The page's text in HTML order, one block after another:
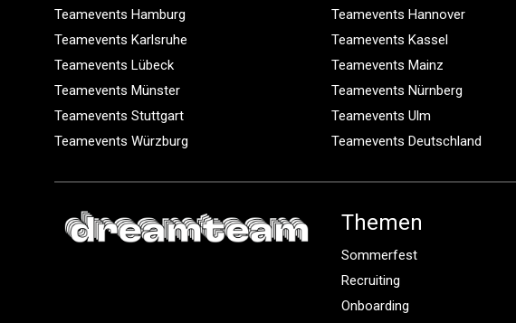
Teamevents Hamburg
Teamevents Hannover
Teamevents Karlsruhe
Teamevents Kassel
Teamevents Lübeck
Teamevents Mainz
Teamevents Münster
Teamevents Nürnberg
Teamevents Stuttgart
Teamevents Ulm
Teamevents Würzburg
Teamevents Deutschland
Themen
Sommerfest
Recruiting
Onboarding